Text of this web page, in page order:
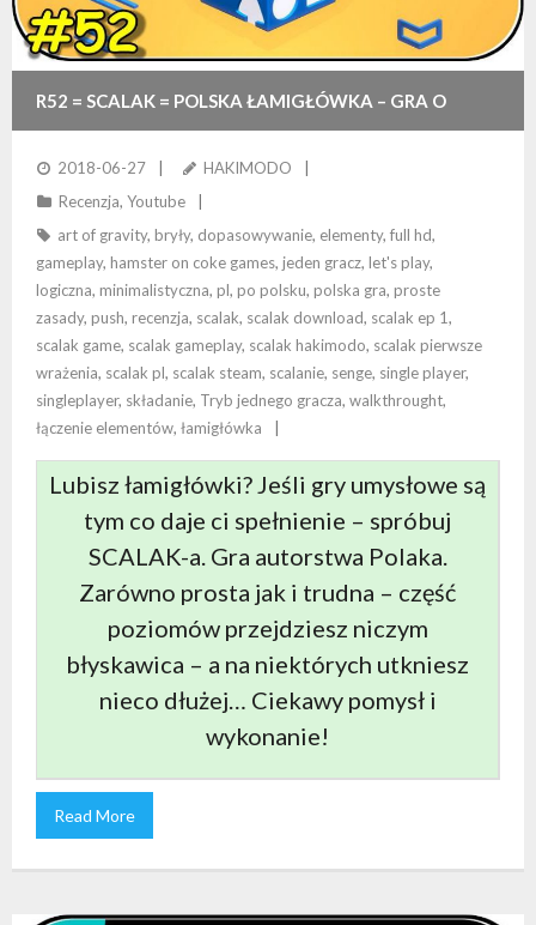
R52 = SCALAK = POLSKA ŁAMIGŁÓWKA – GRA O
SCALANIU!
2018-06-27
HAKIMODO
Recenzja, Youtube
art of gravity, bryły, dopasowywanie, elementy, full hd,
gameplay, hamster on coke games, jeden gracz, let's play,
logiczna, minimalistyczna, pl, po polsku, polska gra, proste
zasady, push, recenzja, scalak, scalak download, scalak ep 1,
scalak game, scalak gameplay, scalak hakimodo, scalak pierwsze
wrażenia, scalak pl, scalak steam, scalanie, senge, single player,
singleplayer, składanie, Tryb jednego gracza, walkthrought,
łączenie elementów, łamigłówka
Lubisz łamigłówki? Jeśli gry umysłowe są
tym co daje ci spełnienie – spróbuj
SCALAK-a. Gra autorstwa Polaka.
Zarówno prosta jak i trudna – część
poziomów przejdziesz niczym
błyskawica – a na niektórych utkniesz
nieco dłużej… Ciekawy pomysł i
wykonanie!
Read More